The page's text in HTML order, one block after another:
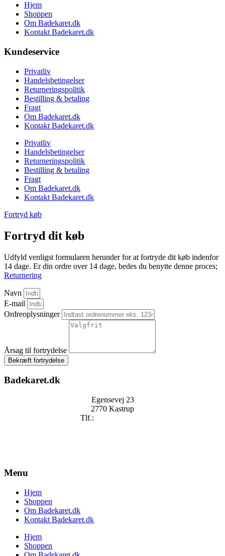
Hjem
Shoppen
Om Badekaret.dk
Kontakt Badekaret.dk
Kundeservice
Privatliv
Handelsbetingelser
Returneringspolitik
Bestilling & betaling
Fragt
Om Badekaret.dk
Kontakt Badekaret.dk
Privatliv
Handelsbetingelser
Returneringspolitik
Bestilling & betaling
Fragt
Om Badekaret.dk
Kontakt Badekaret.dk
Fortryd køb
Fortryd dit køb
Udfyld venligst formularen herunder for at fortryde dit køb indenfor
14 dage. Er din ordre over 14 dage, bedes du benytte denne proces;
Returnering
Navn
E-mail
Ordreoplysninger
Årsag til fortrydelse
Bekræft fortrydelse
Badekaret.dk
Egensevej 23
2770 Kastrup
Tlf.:
Menu
Hjem
Shoppen
Om Badekaret.dk
Kontakt Badekaret.dk
Hjem
Shoppen